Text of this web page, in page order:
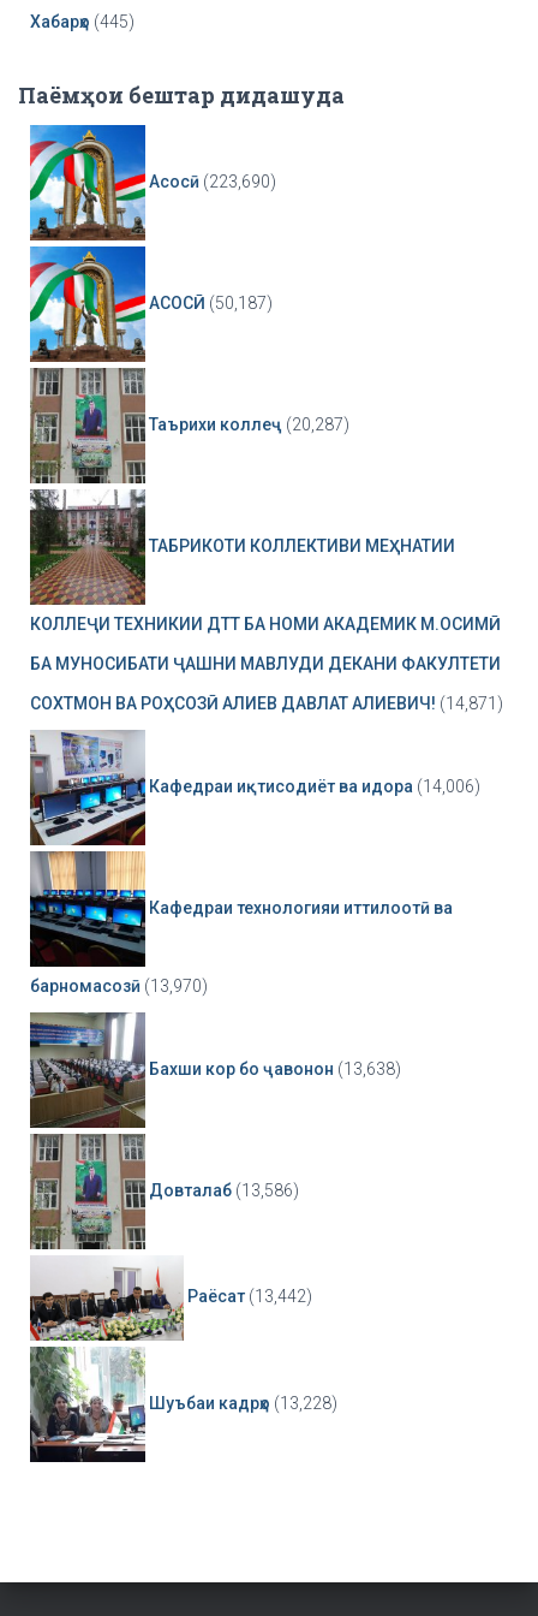
Хабарҳо (445)
Паёмҳои бештар дидашуда
Асосӣ (223,690)
АСОСӢ (50,187)
Таърихи коллеҷ (20,287)
ТАБРИКОТИ КОЛЛЕКТИВИ МЕҲНАТИИ
КОЛЛЕҶИ ТЕХНИКИИ ДТТ БА НОМИ АКАДЕМИК М.ОСИМӢ
БА МУНОСИБАТИ ҶАШНИ МАВЛУДИ ДЕКАНИ ФАКУЛТЕТИ
СОХТМОН ВА РОҲСОЗӢ АЛИЕВ ДАВЛАТ АЛИЕВИЧ! (14,871)
Кафедраи иқтисодиёт ва идора (14,006)
Кафедраи технологияи иттилоотӣ ва
барномасозӣ (13,970)
Бахши кор бо ҷавонон (13,638)
Довталаб (13,586)
Раёсат (13,442)
Шуъбаи кадрҳо (13,228)